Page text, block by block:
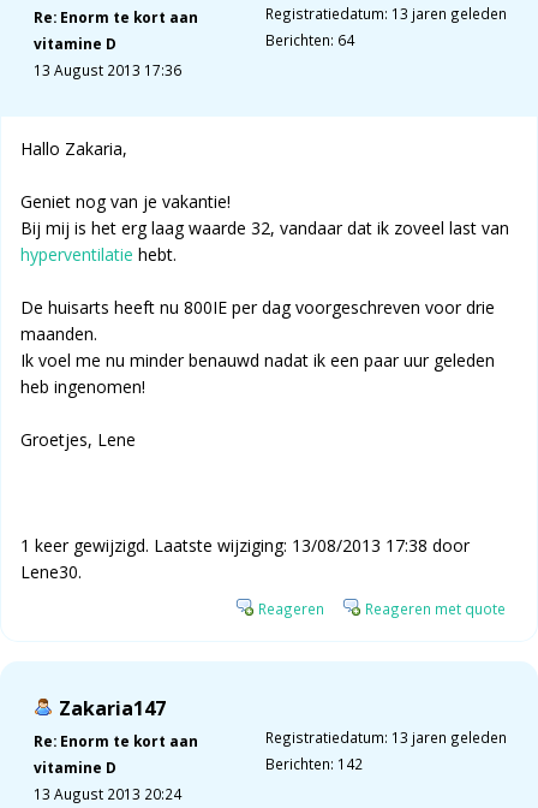
Re: Enorm te kort aan
vitamine D
13 August 2013 17:36
Registratiedatum: 13 jaren geleden
Berichten: 64
Hallo Zakaria,
Geniet nog van je vakantie!
Bij mij is het erg laag waarde 32, vandaar dat ik zoveel last van
hyperventilatie hebt.
De huisarts heeft nu 800IE per dag voorgeschreven voor drie
maanden.
Ik voel me nu minder benauwd nadat ik een paar uur geleden
heb ingenomen!
Groetjes, Lene
1 keer gewijzigd. Laatste wijziging: 13/08/2013 17:38 door
Lene30.
Reageren Reageren met quote
Zakaria147
Re: Enorm te kort aan
vitamine D
13 August 2013 20:24
Registratiedatum: 13 jaren geleden
Berichten: 142